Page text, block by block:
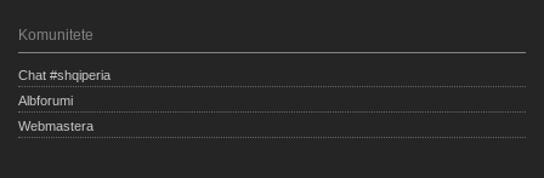
Komunitete
Chat #shqiperia
Albforumi
Webmastera